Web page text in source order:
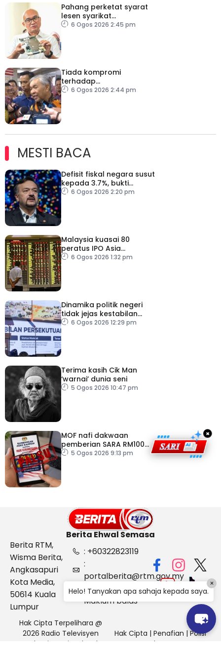
Pahang perketat syarat
lesen syarikat
telekomunikasi, bendung
6 Ogos 2026 2:45 pm
Tiada kompromi
terhadap
penyelewengan jika
6 Ogos 2026 2:44 pm
MESTI BACA
Defisit fiskal negara susut
kepada 3.7%, bukti
keyakinan pelabur masih
6 Ogos 2026 2:20 pm
Malaysia kuasai 80
peratus IPO Asia
Tenggara, kumpul AS$1.4
6 Ogos 2026 1:32 pm
Dinamika politik negeri
tidak jejas kestabilan
Kerajaan Perpaduan
6 Ogos 2026 12:29 pm
Terima kasih Cik Man
‘warnai’ dunia seni
5 Ogos 2026 10:47 pm
MOF nafi dakwaan
pemberian SARA RM100
sempena Hari
5 Ogos 2026 9:13 pm
×
Berita Ehwal Semasa
Berita RTM,
Wisma Berita,
Angkasapuri
Kota Media,
50614 Kuala
Lumpur
: +60322823119
:
portalberita@rtm.gov.my
: Aduan &
Maklum balas
Hak Cipta Terpelihara @
2026 Radio Televisyen
Malaysia, Berita Ehwal
Hak Cipta | Penafian | Polisi
Keselamatan
Helo! Tanyakan apa sahaja kepada saya.
×